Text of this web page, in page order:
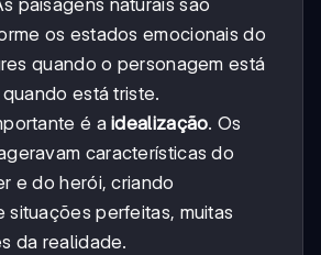
paisagens naturais são
os estados emocionais do
quando o personagem está
está triste.
é aidealização. Os
características do
e do herói, criando
situações perfeitas, muitas
da realidade.